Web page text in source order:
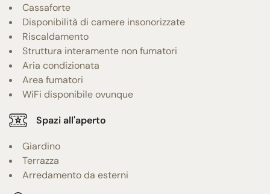
Cassaforte
Disponibilità di camere insonorizzate
Riscaldamento
Struttura interamente non fumatori
Aria condizionata
Area fumatori
WiFi disponibile ovunque
Spazi all'aperto
Giardino
Terrazza
Arredamento da esterni